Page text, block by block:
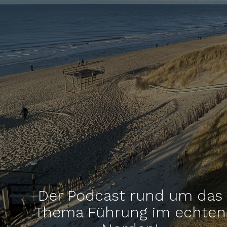
Der Podcast rund um das
Thema Führung im echten